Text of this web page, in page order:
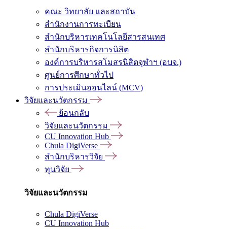
คณะ วิทยาลัย และสถาบัน
สำนักงานการทะเบียน
สำนักบริหารเทคโนโลยีสารสนเทศ
สำนักบริหารกิจการนิสิต
องค์การบริหารสโมสรนิสิตจุฬาฯ (อบจ.)
ศูนย์การศึกษาทั่วไป
การประเมินออนไลน์ (MCV)
วิจัยและนวัตกรรม
ย้อนกลับ
วิจัยและนวัตกรรม
CU Innovation Hub
Chula DigiVerse
สำนักบริหารวิจัย
ทุนวิจัย
วิจัยและนวัตกรรม
Chula DigiVerse
CU Innovation Hub